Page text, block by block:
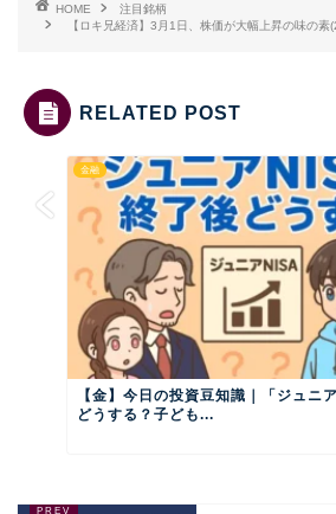
HOME
注目銘柄
【ロキ兄経済】3月1日、株価が大幅上昇の味の
RELATED POST
金融
【金】今日の投資豆知識｜「ジュニ
どうする？子ども...